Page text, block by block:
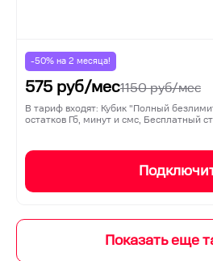
-50% на 2 месяца!
575 руб/мес1150руб/мес
В тариф входят: Кубик "Полный
остатков Гб, минут и смс, Бесплатный